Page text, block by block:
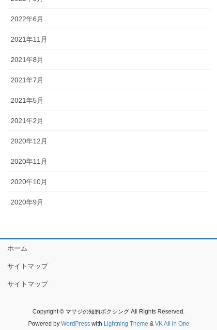
2022年6月
2021年11月
2021年8月
2021年7月
2021年5月
2021年2月
2020年12月
2020年11月
2020年10月
2020年9月
ホーム
サイトマップ
サイトマップ
Copyright © マサジの知的ボクシング All Rights Reserved.
Powered by WordPresswith Lightning Theme & VK All in One